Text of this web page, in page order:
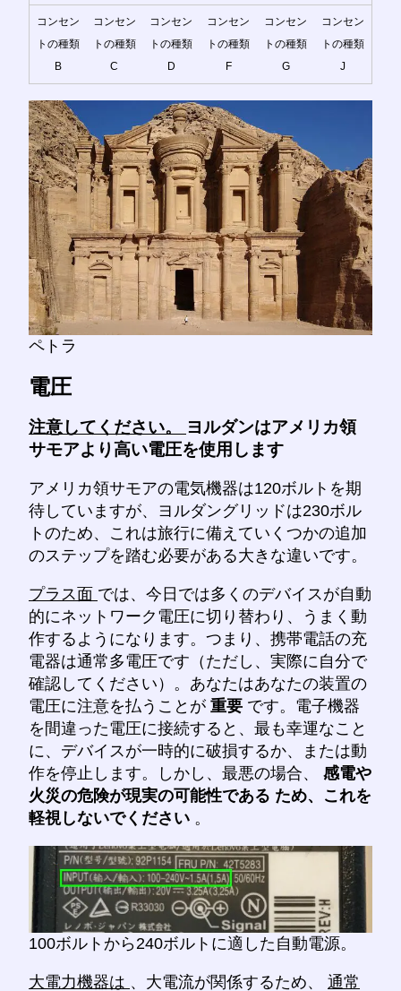
コンセン
トの種類
B
コンセン
トの種類
C
コンセン
トの種類
D
コンセン
トの種類
F
コンセン
トの種類
G
コンセン
トの種類
J
ペトラ
電圧
注意してください。 ヨルダンはアメリカ領
サモアより高い電圧を使用します
アメリカ領サモアの電気機器は120ボルトを期
待していますが、ヨルダングリッドは230ボル
トのため、これは旅行に備えていくつかの追加
のステップを踏む必要がある大きな違いです。
プラス面 では、今日では多くのデバイスが自動
的にネットワーク電圧に切り替わり、うまく動
作するようになります。つまり、携帯電話の充
電器は通常多電圧です（ただし、実際に自分で
確認してください）。あなたはあなたの装置の
電圧に注意を払うことが 重要 です。電子機器
を間違った電圧に接続すると、最も幸運なこと
に、デバイスが一時的に破損するか、または動
作を停止します。しかし、最悪の場合、 感電や
火災の危険が現実の可能性である ため、これを
軽視しないでください 。
100ボルトから240ボルトに適した自動電源。
大電力機器は 、大電流が関係するため、 通常